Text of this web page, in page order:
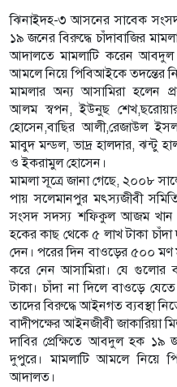
ঝিনাইদহ-৩ আসনের সাবেক
১৯ জনের বিরুদ্ধে চাঁদাবাজির
আদালতে মামলাটি করেন আবদুল
আমলে নিয়ে পিবিআইকে তদন্তের
মামলার অন্য আসামিরা হলেন
আলম স্বপন, ইউনুছ শেখ,ছরোয়ার
হোসেন,বাছির আলী,রেজাউল
মাবুদ মন্ডল, ভাদ্র হালদার, ঝন্টু
ও ইকরামুল হোসেন।
মামলা সূত্রে জানা গেছে, ২০০৮
পায় সলেমানপুর মৎস্যজীবী
সংসদ সদস্য শফিকুল আজম খান
হকের কাছ থেকে ৫ লাখ টাকা
দেন। পরের দিন বাওড়ের ৫০০ মণ
করে নেন আসামিরা। যে গুলোর
টাকা। চাঁদা না দিলে বাওড়ে
তাদের বিরুদ্ধে আইনগত ব্যবস্থা
বাদীপক্ষের আইনজীবী জাকারিয়া
দাবির প্রেক্ষিতে আবদুল হক ১৯
দুপুরে। মামলাটি আমলে নিয়ে
আদালত।